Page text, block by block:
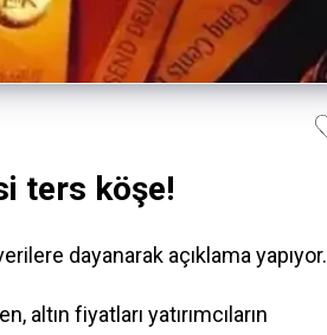
ters köşe!
dayanarak açıklama yapıyor.
altın fiyatları yatırımcıların